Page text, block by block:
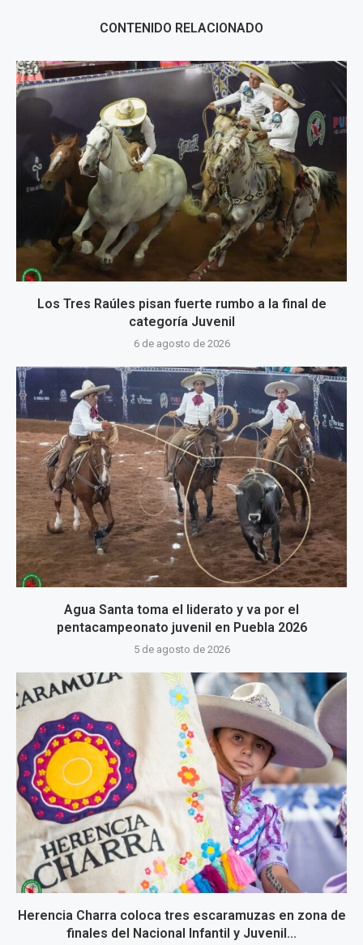
CONTENIDO RELACIONADO
Los Tres Raúles pisan fuerte rumbo a la final de
categoría Juvenil
6 de agosto de 2026
Agua Santa toma el liderato y va por el
pentacampeonato juvenil en Puebla 2026
5 de agosto de 2026
Herencia Charra coloca tres escaramuzas en zona de
finales del Nacional Infantil y Juvenil...